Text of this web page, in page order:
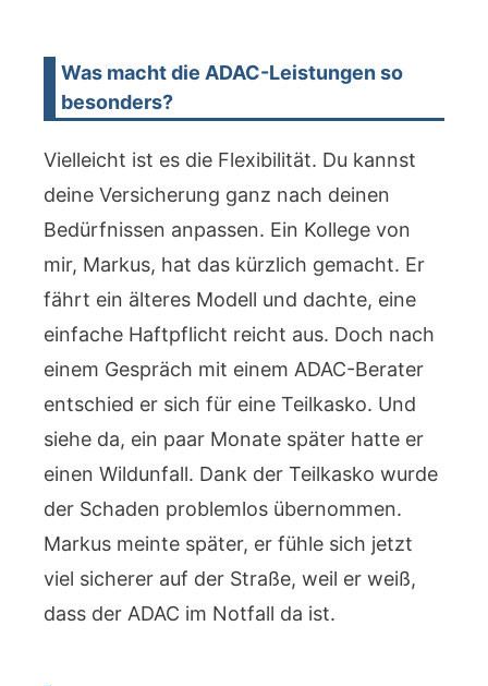
Was macht die ADAC-Leistungen so
besonders?
Vielleicht ist es die Flexibilität. Du kannst
deine Versicherung ganz nach deinen
Bedürfnissen anpassen. Ein Kollege von
mir, Markus, hat das kürzlich gemacht. Er
fährt ein älteres Modell und dachte, eine
einfache Haftpflicht reicht aus. Doch nach
einem Gespräch mit einem ADAC-Berater
entschied er sich für eine Teilkasko. Und
siehe da, ein paar Monate später hatte er
einen Wildunfall. Dank der Teilkasko wurde
der Schaden problemlos übernommen.
Markus meinte später, er fühle sich jetzt
viel sicherer auf der Straße, weil er weiß,
dass der ADAC im Notfall da ist.